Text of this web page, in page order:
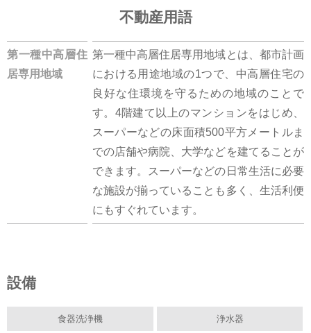
不動産用語
第一種中高層住
居専用地域
第一種中高層住居専用地域とは、都市計画
における用途地域の1つで、中高層住宅の
良好な住環境を守るための地域のことで
す。4階建て以上のマンションをはじめ、
スーパーなどの床面積500平方メートルま
での店舗や病院、大学などを建てることが
できます。スーパーなどの日常生活に必要
な施設が揃っていることも多く、生活利便
にもすぐれています。
設備
食器洗浄機 浄水器